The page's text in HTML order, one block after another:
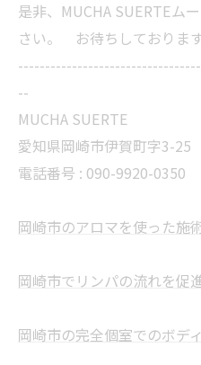
是非、MUCHA SUERTEム
さい。 お待ちしております
--
MUCHA SUERTE
愛知県岡崎市伊賀町字3-25
電話番号 : 090-9920-0350
岡崎市のアロマを使った施
岡崎市でリンパの流れを促
岡崎市の完全個室でのボデ